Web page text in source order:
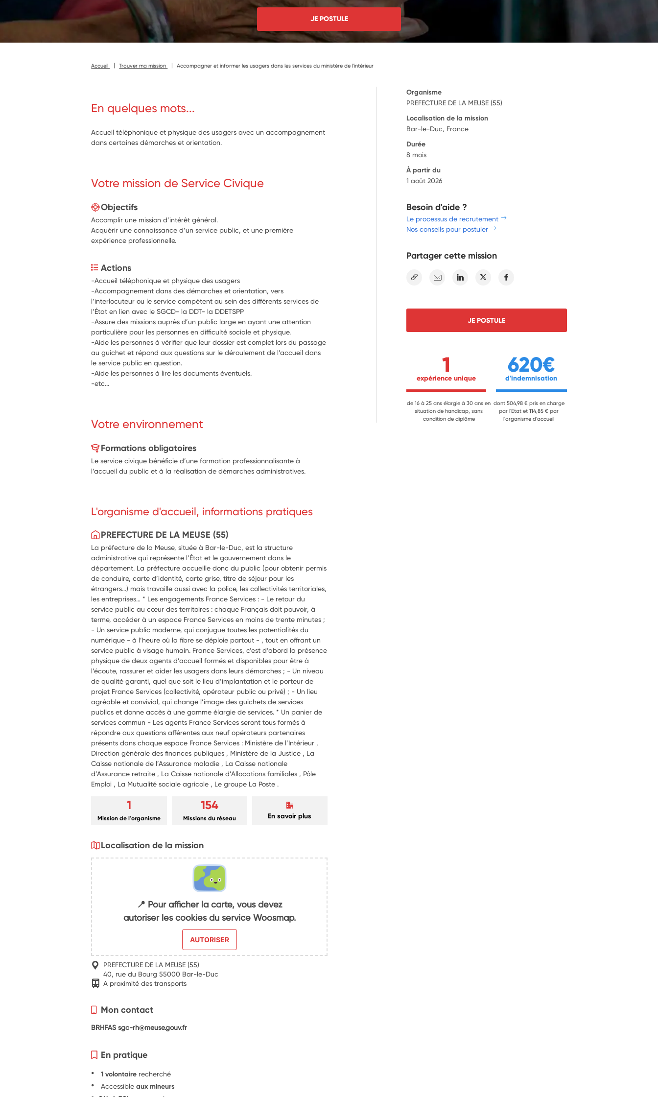
JE POSTULE
Accueil Trouver ma mission Accompagner et informer les usagers dans les services du ministère de l'intérieur
En quelques mots...
Accueil téléphonique et physique des usagers avec un accompagnement
dans certaines démarches et orientation.
Votre mission de Service Civique
Objectifs
Accomplir une mission d’intérêt général.
Acquérir une connaissance d’un service public, et une première
expérience professionnelle.
Actions
-Accueil téléphonique et physique des usagers
-Accompagnement dans des démarches et orientation, vers
l’interlocuteur ou le service compétent au sein des différents services de
l’État en lien avec le SGCD- la DDT- la DDETSPP
-Assure des missions auprès d’un public large en ayant une attention
particulière pour les personnes en difficulté sociale et physique.
-Aide les personnes à vérifier que leur dossier est complet lors du passage
au guichet et répond aux questions sur le déroulement de l’accueil dans
le service public en question.
-Aide les personnes à lire les documents éventuels.
-etc...
Votre environnement
Formations obligatoires
Le service civique bénéficie d’une formation professionnalisante à
l’accueil du public et à la réalisation de démarches administratives.
L'organisme d'accueil, informations pratiques
PREFECTURE DE LA MEUSE (55)
La préfecture de la Meuse, située à Bar-le-Duc, est la structure
administrative qui représente l’État et le gouvernement dans le
département. La préfecture accueille donc du public (pour obtenir permis
de conduire, carte d’identité, carte grise, titre de séjour pour les
étrangers…) mais travaille aussi avec la police, les collectivités territoriales,
les entreprises… * Les engagements France Services : - Le retour du
service public au cœur des territoires : chaque Français doit pouvoir, à
terme, accéder à un espace France Services en moins de trente minutes ;
- Un service public moderne, qui conjugue toutes les potentialités du
numérique - à l’heure où la fibre se déploie partout - , tout en offrant un
service public à visage humain. France Services, c’est d’abord la présence
physique de deux agents d’accueil formés et disponibles pour être à
l’écoute, rassurer et aider les usagers dans leurs démarches ; - Un niveau
de qualité garanti, quel que soit le lieu d’implantation et le porteur de
projet France Services (collectivité, opérateur public ou privé) ; - Un lieu
agréable et convivial, qui change l’image des guichets de services
publics et donne accès à une gamme élargie de services. * Un panier de
services commun - Les agents France Services seront tous formés à
répondre aux questions afférentes aux neuf opérateurs partenaires
présents dans chaque espace France Services : Ministère de l’Intérieur ,
Direction générale des finances publiques , Ministère de la Justice , La
Caisse nationale de l’Assurance maladie , La Caisse nationale
d’Assurance retraite , La Caisse nationale d’Allocations familiales , Pôle
Emploi , La Mutualité sociale agricole , Le groupe La Poste .
1
Mission de l'organisme
154
Missions du réseau En savoir plus
Localisation de la mission
📍 Pour afficher la carte, vous devez
autoriser les cookies du service Woosmap.
AUTORISER
PREFECTURE DE LA MEUSE (55)
40, rue du Bourg 55000 Bar-le-Duc
A proximité des transports
Mon contact
BRHFAS sgc-rh@meuse.gouv.fr
En pratique
1 volontaire recherché
Accessibleaux mineurs
Organisme
PREFECTURE DE LA MEUSE (55)
Localisation de la mission
Bar-le-Duc, France
Durée
8 mois
À partir du
1 août 2026
Besoin d'aide ?
Le processus de recrutement
Nos conseils pour postuler
Partager cette mission
E-mail Linkedin Twitter
JE POSTULE
1
expérience unique
de 16 à 25 ans élargie à 30 ans en
situation de handicap, sans
condition de diplôme
620€
d'indemnisation
dont 504,98 € pris en charge
par l'Etat et 114,85 € par
l'organisme d'accueil